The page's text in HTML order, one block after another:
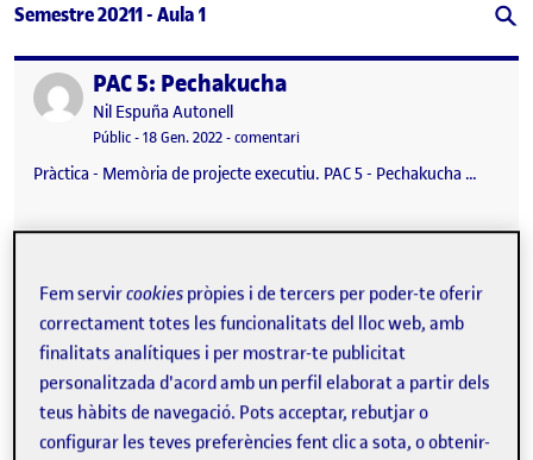
Semestre 20211 - Aula 1
Publicat perPAC 5: Pechakucha
Publicat per
Nil Espuña Autonell
Visibilitat:
Públic-Data de publicació
18 Gen. 2022-comentariel PAC 5: Pechakucha
Pràctica - Memòria de projecte executiu. PAC 5 - Pechakucha …
Publicat per Pechakucha – Rogelio Rivel Escola de les Arts del Circ
Judith Montiel Ortega
Visibilitat:Data de publicació19 gener, 2022 5:21 pma Pechakucha – Rogelio Rivel
Rogelio Rivel Escola de les Arts del Circ PROJECTE DE
SENYALÍSTICA Document executiu i Pechakucha Memòria
Pràctica - Memòria de projecte executiu. PAC 5 - Pechakucha …
Fem servircookies pròpies i de tercers per poder-te oferir
correctament totes les funcionalitats del lloc web, amb
finalitats analítiques i per mostrar-te publicitat
personalitzada d'acord amb un perfil elaborat a partir dels
teus hàbits de navegació. Pots acceptar, rebutjar o
configurar les teves preferències fent clic a sota, o obtenir-